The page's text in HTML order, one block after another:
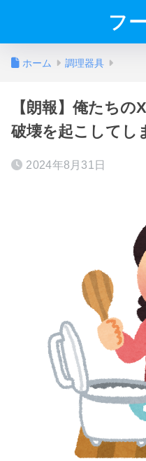
フ
ホーム 調理器具
【朗報】俺たち
破壊を起こしてし
2024年8月31日